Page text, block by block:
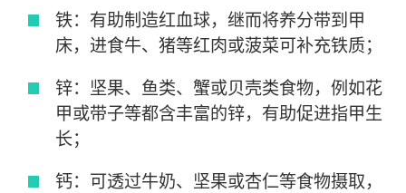
铁：有助制造红血球，继而将养分带到甲
床，进食牛、猪等红肉或菠菜可补充铁质；
锌：坚果、鱼类、蟹或贝壳类食物，例如花
甲或带子等都含丰富的锌，有助促进指甲生
长；
钙：可透过牛奶、坚果或杏仁等食物摄取，